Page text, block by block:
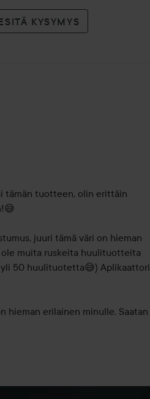
KYSYMYS
tämän tuotteen, olin erittäin
juuri tämä väri on hieman
muita ruskeita huulituotteita
50 huulituotetta😅) Aplikaattori
hieman erilainen minulle. Saatan